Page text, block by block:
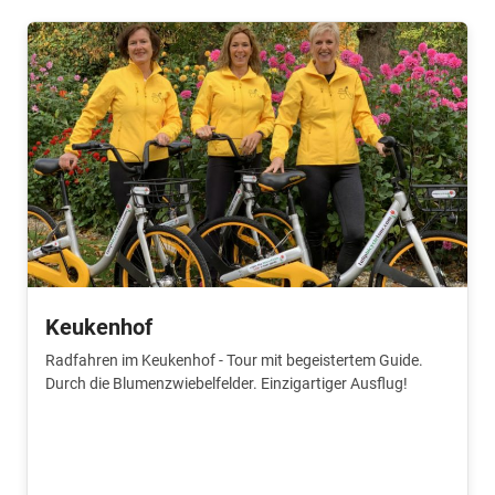
Keukenhof
Radfahren im Keukenhof - Tour mit begeistertem Guide.
Durch die Blumenzwiebelfelder. Einzigartiger Ausflug!